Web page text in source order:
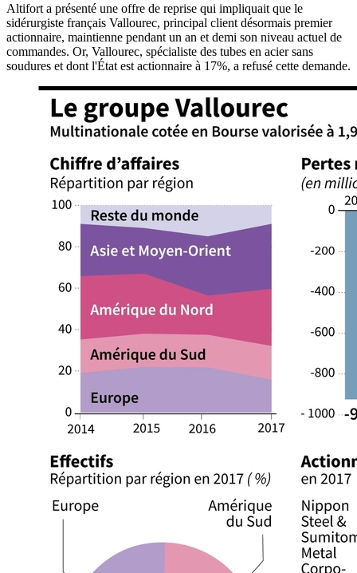
Altifort a présenté une offre de reprise qui impliquait que le
sidérurgiste français Vallourec, principal client désormais premier
actionnaire, maintienne pendant un an et demi son niveau actuel de
commandes. Or, Vallourec, spécialiste des tubes en acier sans
soudures et dont l'État est actionnaire à 17%, a refusé cette demande.